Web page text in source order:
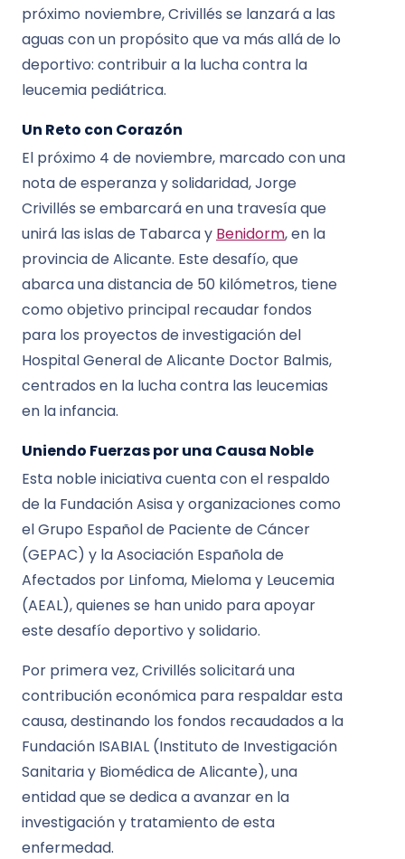
próximo noviembre, Crivillés se lanzará a las
aguas con un propósito que va más allá de lo
deportivo: contribuir a la lucha contra la
leucemia pediátrica.
Un Reto con Corazón
El próximo 4 de noviembre, marcado con una
nota de esperanza y solidaridad, Jorge
Crivillés se embarcará en una travesía que
unirá las islas de Tabarca y Benidorm, en la
provincia de Alicante. Este desafío, que
abarca una distancia de 50 kilómetros, tiene
como objetivo principal recaudar fondos
para los proyectos de investigación del
Hospital General de Alicante Doctor Balmis,
centrados en la lucha contra las leucemias
en la infancia.
Uniendo Fuerzas por una Causa Noble
Esta noble iniciativa cuenta con el respaldo
de la Fundación Asisa y organizaciones como
el Grupo Español de Paciente de Cáncer
(GEPAC) y la Asociación Española de
Afectados por Linfoma, Mieloma y Leucemia
(AEAL), quienes se han unido para apoyar
este desafío deportivo y solidario.
Por primera vez, Crivillés solicitará una
contribución económica para respaldar esta
causa, destinando los fondos recaudados a la
Fundación ISABIAL (Instituto de Investigación
Sanitaria y Biomédica de Alicante), una
entidad que se dedica a avanzar en la
investigación y tratamiento de esta
enfermedad.